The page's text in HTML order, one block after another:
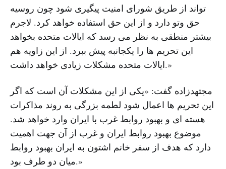
تواند از طریق شورای امنیت پیگیری شود چون روسیه
حق وتو دارد و از این حق استفاده خواهد کرد. لاجرم
بیشتر منطقی به نظر می رسد که ایالات متحده بخواهد
این تحریم ها را یکجانبه پیش ببرد. از این زاویه هم
ایالات متحده مشکلات زیادی خواهد داشت.»
مجتهدزاده گفت: «یکی از این مشکلات آن است که اگر
این تحریم ها اعمال شود لطمه بزرگی به روند مذاکرات
هسته ای و بهبود روابط غرب با ایران وارد خواهد شد.
موضوع بهبود روابط ایران و غرب از آن جهت اهمیت
دارد که هدف از سفر خانم اشتون به ایران بهبود روابط
میان دو طرف بود.»